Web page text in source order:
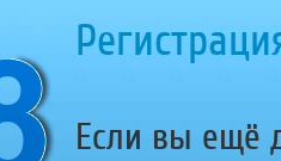
Если вы ещё